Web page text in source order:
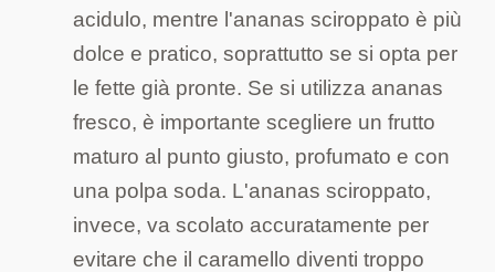
acidulo, mentre l'ananas sciroppato è più
dolce e pratico, soprattutto se si opta per
le fette già pronte. Se si utilizza ananas
fresco, è importante scegliere un frutto
maturo al punto giusto, profumato e con
una polpa soda. L'ananas sciroppato,
invece, va scolato accuratamente per
evitare che il caramello diventi troppo